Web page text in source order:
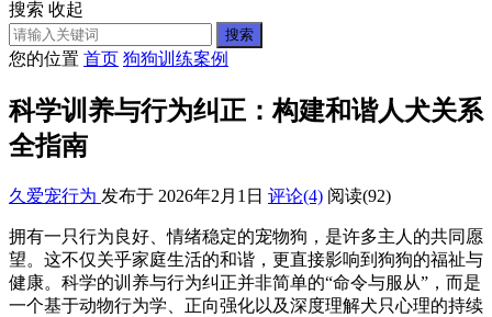
搜索 收起
搜索
您的位置 首页 狗狗训练案例
科学训养与行为纠正：构建和谐人犬关系
全指南
久爱宠行为 发布于 2026年2月1日 评论(4) 阅读(92)
拥有一只行为良好、情绪稳定的宠物狗，是许多主人的共同愿
望。这不仅关乎家庭生活的和谐，更直接影响到狗狗的福祉与
健康。科学的训养与行为纠正并非简单的“命令与服从”，而是
一个基于动物行为学、正向强化以及深度理解犬只心理的持续